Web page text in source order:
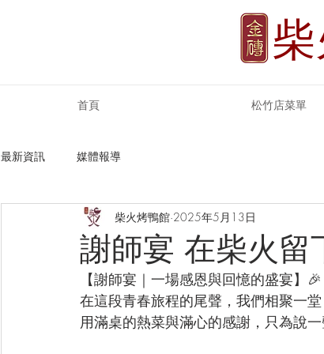
首頁 松竹店菜單
最新資訊 媒體報導
謝師宴 在柴火留
柴火烤鴨館 2025年5月13日
【謝師宴｜一場感恩與回憶的盛宴】🎉
在這段青春旅程的尾聲，我們相聚一
用滿桌的熱菜與滿心的感謝，只為說